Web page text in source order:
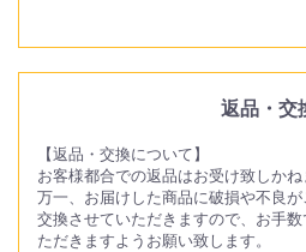
返品・交
【返品・交換について】
お客様都合での返品はお受け致しかね
万一、お届けした商品に破損や不良
交換させていただきますので、お手
ただきますようお願い致します。